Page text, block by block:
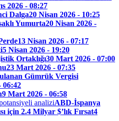
2026 - 08:27
Dalga20 Nisan 2026 - 10:25
Yumurta20 Nisan 2026 -
13 Nisan 2026 - 07:17
5 Nisan 2026 - 19:20
Ortaklığı30 Mart 2026 - 07:00
23 Mart 2026 - 07:35
Gümrük Vergisi
06:42
9 Mart 2026 - 06:58
ABD-İspanya
için 2.4 Milyar $’lık Fırsat4